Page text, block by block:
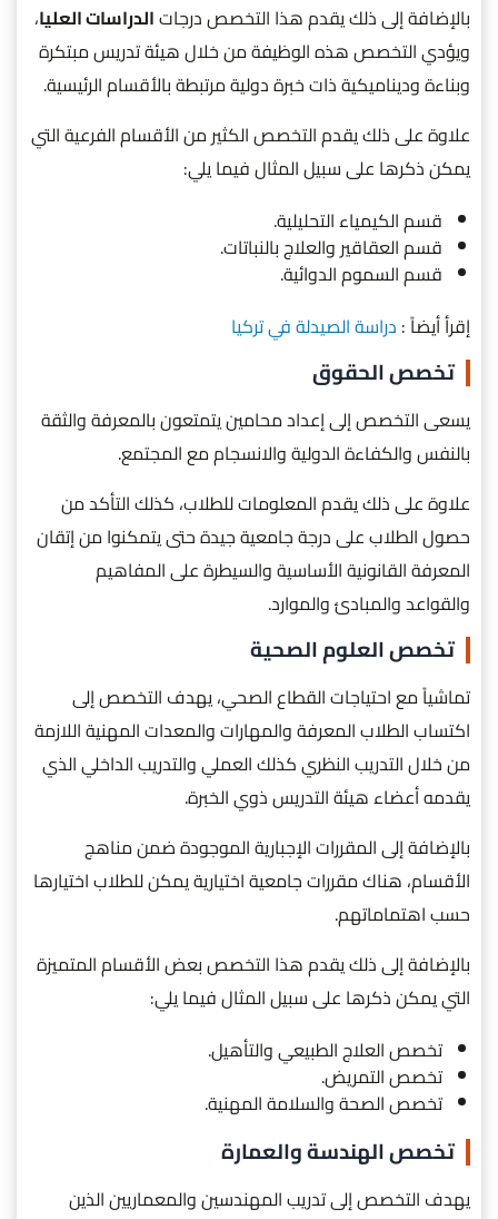
بالإضافة إلى ذلك يقدم هذا التخصص درجاتالدراسات العليا،
ويؤدي التخصص هذه الوظيفة من خلال هيئة تدريس مبتكرة
وبناءة وديناميكية ذات خبرة دولية مرتبطة بالأقسام الرئيسية.
علاوة على ذلك يقدم التخصص الكثير من الأقسام الفرعية التي
يمكن ذكرها على سبيل المثال فيما يلي:
قسم الكيمياء التحليلية.
قسم العقاقير والعلاج بالنباتات.
قسم السموم الدوائية.
إقرأ أيضاً : دراسة الصيدلة في تركيا
تخصص الحقوق
يسعى التخصص إلى إعداد محامين يتمتعون بالمعرفة والثقة
بالنفس والكفاءة الدولية والانسجام مع المجتمع.
علاوة على ذلك يقدم المعلومات للطلاب، كذلك التأكد من
حصول الطلاب على درجة جامعية جيدة حتى يتمكنوا من إتقان
المعرفة القانونية الأساسية والسيطرة على المفاهيم
والقواعد والمبادئ والموارد.
تخصص العلوم الصحية
تماشياً مع احتياجات القطاع الصحي، يهدف التخصص إلى
اكتساب الطلاب المعرفة والمهارات والمعدات المهنية اللازمة
من خلال التدريب النظري كذلك العملي والتدريب الداخلي الذي
يقدمه أعضاء هيئة التدريس ذوي الخبرة.
بالإضافة إلى المقررات الإجبارية الموجودة ضمن مناهج
الأقسام، هناك مقررات جامعية اختيارية يمكن للطلاب اختيارها
حسب اهتماماتهم.
بالإضافة إلى ذلك يقدم هذا التخصص بعض الأقسام المتميزة
التي يمكن ذكرها على سبيل المثال فيما يلي:
تخصص العلاج الطبيعي والتأهيل.
تخصص التمريض.
تخصص الصحة والسلامة المهنية.
تخصص الهندسة والعمارة
يهدف التخصص إلى تدريب المهندسين والمعماريين الذين